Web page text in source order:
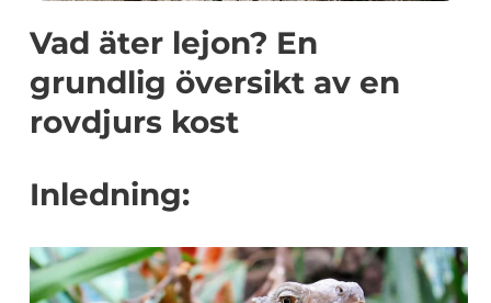
Vad äter lejon? En
grundlig översikt av en
rovdjurs kost
Inledning: